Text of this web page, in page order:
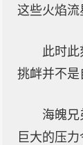
这些火焰流
此时
挑衅并不是
海魄兄
巨大的压